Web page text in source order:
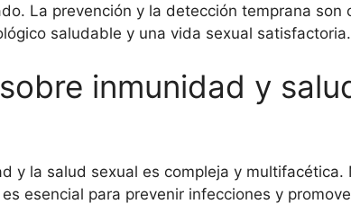
La prevención y la detección temprana son
saludable y una vida sexual satisfactoria.
inmunidad y
y la salud sexual es compleja y multifacética.
esencial para prevenir infecciones y